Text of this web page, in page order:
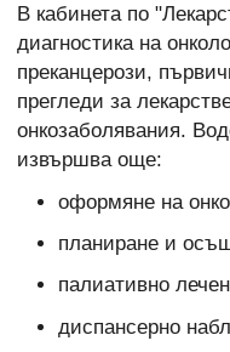
В кабинета по
диагностика на
преканцерози,
прегледи за
онкозаболявания.
извършва още:
оформяне на
планиране и
палиативно
диспансерно